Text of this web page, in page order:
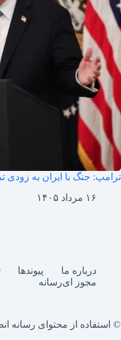
ترامپ: جنگ با ایران به زودی
۱۶ مرداد ۱۴۰۵
درباره ما پیوندها
مجوز ای‌رسانه
© استفاده از محتوای رسانه